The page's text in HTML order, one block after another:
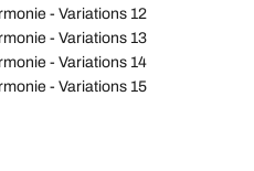
- Variations 12
- Variations 13
- Variations 14
- Variations 15